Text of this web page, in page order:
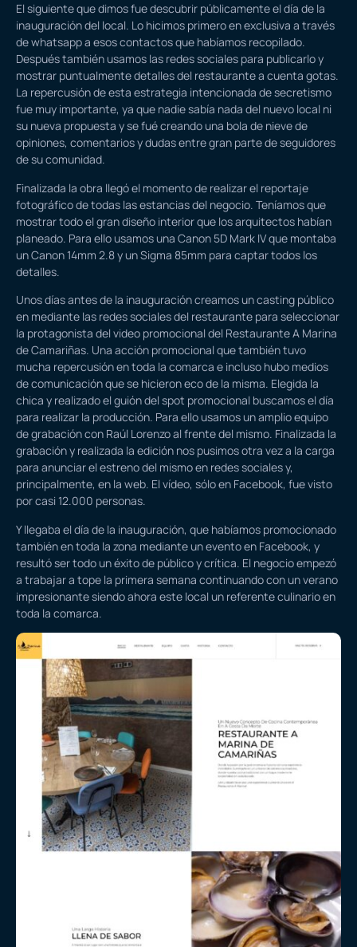
El siguiente que dimos fue descubrir públicamente el día de la
inauguración del local. Lo hicimos primero en exclusiva a través
de whatsapp a esos contactos que habíamos recopilado.
Después también usamos las redes sociales para publicarlo y
mostrar puntualmente detalles del restaurante a cuenta gotas.
La repercusión de esta estrategia intencionada de secretismo
fue muy importante, ya que nadie sabía nada del nuevo local ni
su nueva propuesta y se fué creando una bola de nieve de
opiniones, comentarios y dudas entre gran parte de seguidores
de su comunidad.
Finalizada la obra llegó el momento de realizar el reportaje
fotográfico de todas las estancias del negocio. Teníamos que
mostrar todo el gran diseño interior que los arquitectos habían
planeado. Para ello usamos una Canon 5D Mark IV que montaba
un Canon 14mm 2.8 y un Sigma 85mm para captar todos los
detalles.
Unos días antes de la inauguración creamos un casting público
en mediante las redes sociales del restaurante para seleccionar
la protagonista del video promocional del Restaurante A Marina
de Camariñas. Una acción promocional que también tuvo
mucha repercusión en toda la comarca e incluso hubo medios
de comunicación que se hicieron eco de la misma. Elegida la
chica y realizado el guión del spot promocional buscamos el día
para realizar la producción. Para ello usamos un amplio equipo
de grabación con Raúl Lorenzo al frente del mismo. Finalizada la
grabación y realizada la edición nos pusimos otra vez a la carga
para anunciar el estreno del mismo en redes sociales y,
principalmente, en la web. El vídeo, sólo en Facebook, fue visto
por casi 12.000 personas.
Y llegaba el día de la inauguración, que habíamos promocionado
también en toda la zona mediante un evento en Facebook, y
resultó ser todo un éxito de público y crítica. El negocio empezó
a trabajar a tope la primera semana continuando con un verano
impresionante siendo ahora este local un referente culinario en
toda la comarca.